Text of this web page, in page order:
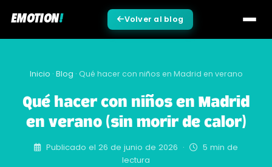
EMOTION! Volver al blog
Inicio · Blog · Qué hacer con niños en Madrid en verano
Qué hacer con niños en Madrid
en verano (sin morir de calor)
Publicado el 26 de junio de 2026 ·
5 min de
lectura